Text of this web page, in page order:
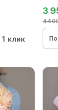
1 клик
3